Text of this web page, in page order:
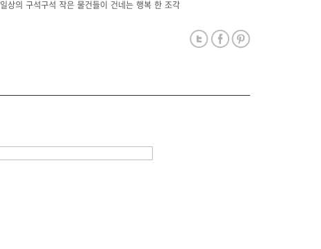
일상의 구석구석 작은 물건들이 건네는 행복 한 조각